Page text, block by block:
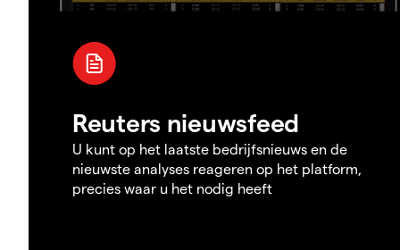
Reuters nieuwsfeed
U kunt op het laatste bedrijfsnieuws en de
nieuwste analyses reageren op het platform,
precies waar u het nodig heeft